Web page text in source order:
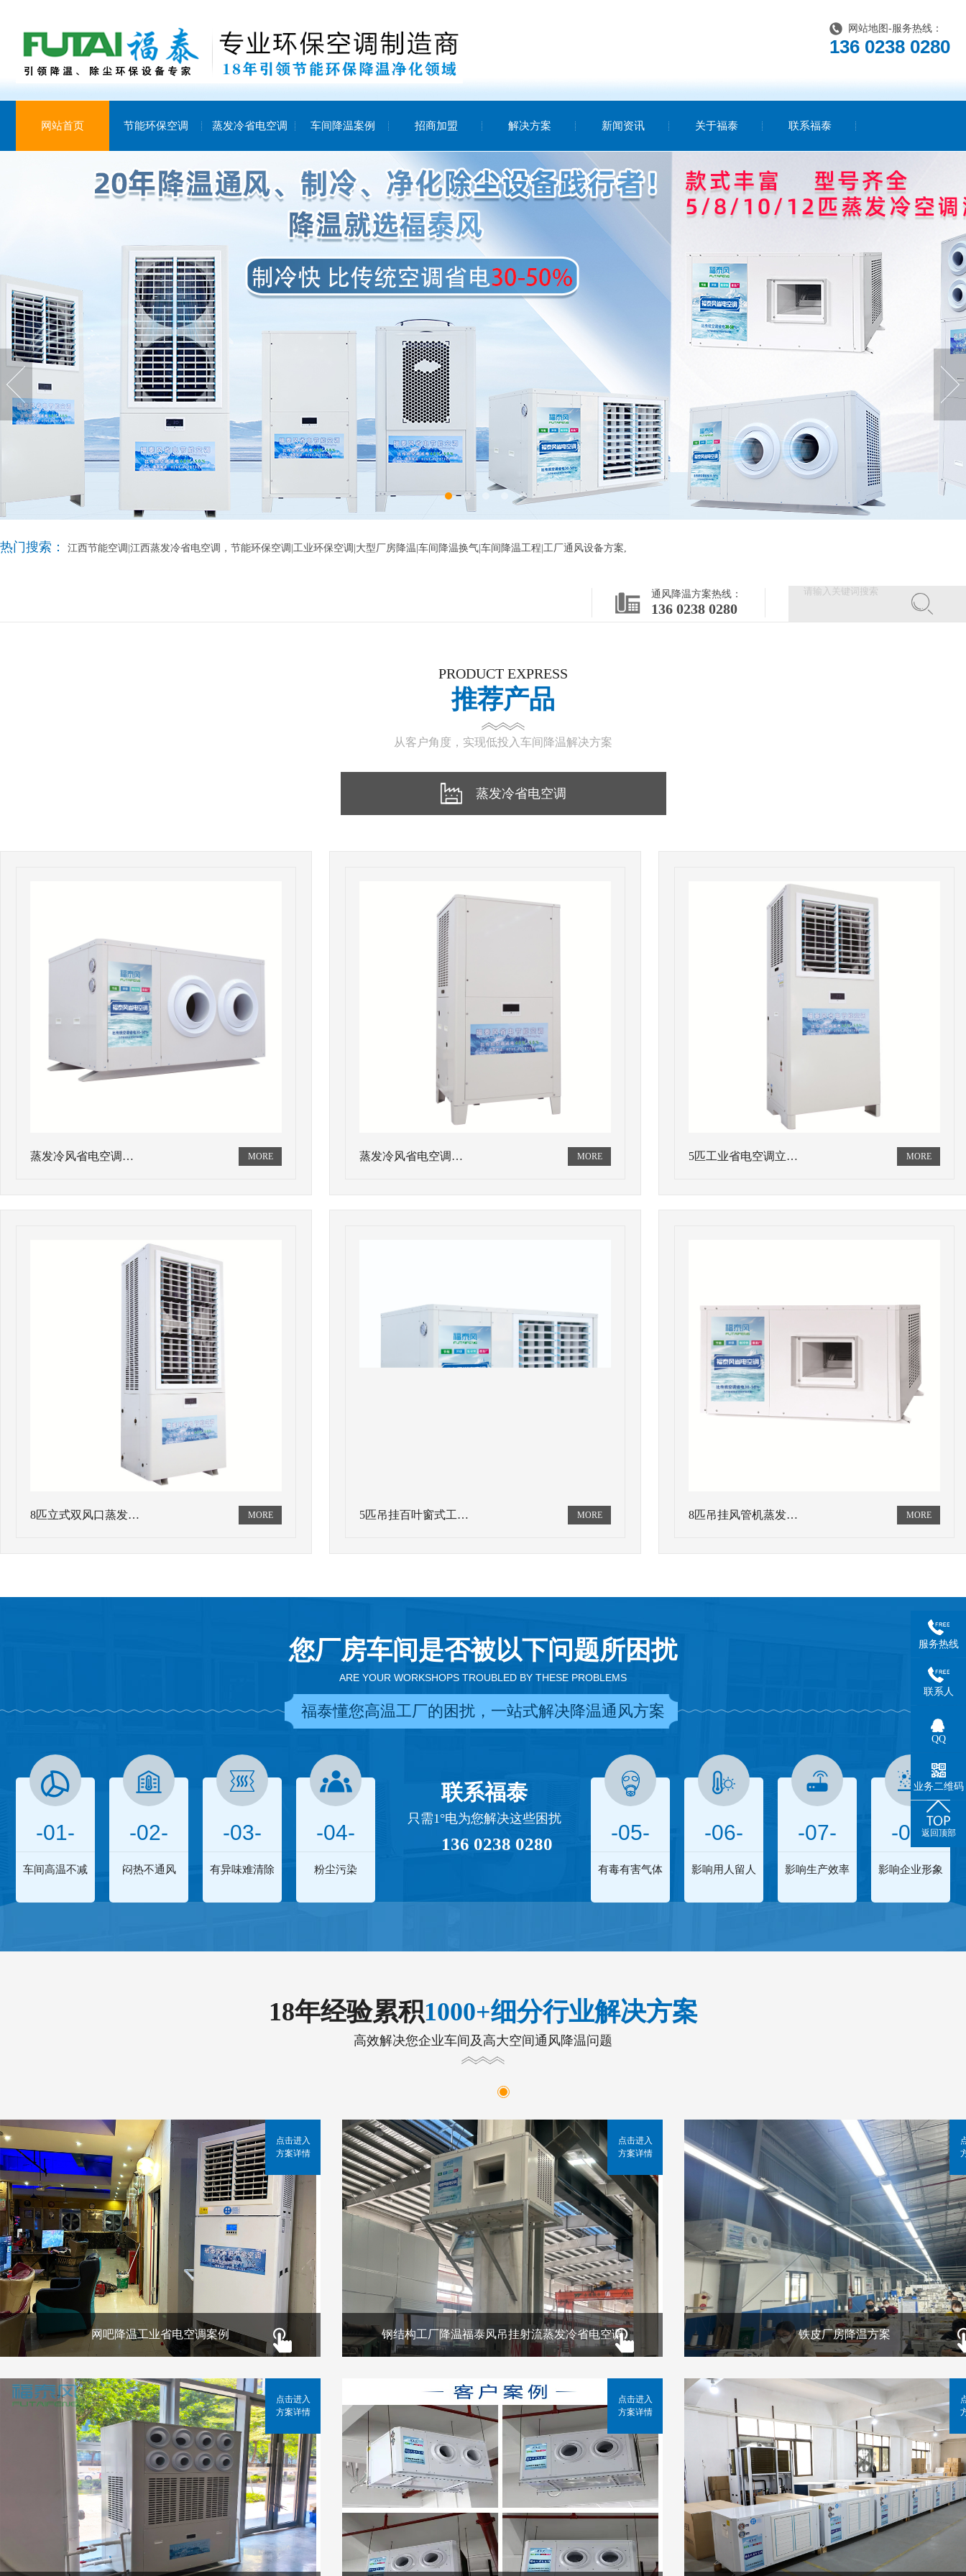
网站地图 -服务热线：
136 0238 0280
网站首页 节能环保空调 蒸发冷省电空调 车间降温案例 招商加盟 解决方案 新闻资讯 关于福泰 联系福泰
热门搜索： 江西节能空调|江西蒸发冷省电空调，节能环保空调|工业环保空调|大型厂房降温|车间降温换气|车间降温工程|工厂通风设备方案,
通风降温方案热线：
136 0238 0280
PRODUCT EXPRESS
推荐产品
从客户角度，实现低投入车间降温解决方案
蒸发冷省电空调
蒸发冷风省电空调… 蒸发冷风省电空调… 5匹工业省电空调立…
8匹立式双风口蒸发… 5匹吊挂百叶窗式工… 8匹吊挂风管机蒸发…
您厂房车间是否被以下问题所困扰
ARE YOUR WORKSHOPS TROUBLED BY THESE PROBLEMS
福泰懂您高温工厂的困扰，一站式解决降温通风方案
-01-
车间高温不减
-02-
闷热不通风
-03-
有异味难清除
-04-
粉尘污染
联系福泰
只需1°电为您解决这些困扰
136 0238 0280 -05-
有毒有害气体
-06-
影响用人留人
-07-
影响生产效率
-08-
影响企业形象
18年经验累积1000+细分行业解决方案
高效解决您企业车间及高大空间通风降温问题
网吧降温工业省电空调案例
点击进入
方案详情
钢结构工厂降温福泰风吊挂射流蒸发冷省电空调
点击进入
方案详情
铁皮厂房降温方案
点击进入
方案详情
点击进入
方案详情
服务热线
联系人
QQ
业务二维码
返回顶部